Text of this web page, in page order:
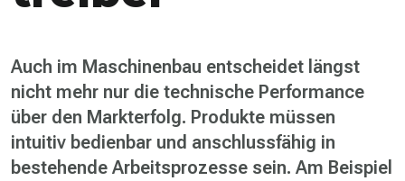
Auch im Maschinenbau entscheidet längst
nicht mehr nur die technische Performance
über den Markterfolg. Produkte müssen
intuitiv bedienbar und anschlussfähig in
bestehende Arbeitsprozesse sein. Am Beispiel